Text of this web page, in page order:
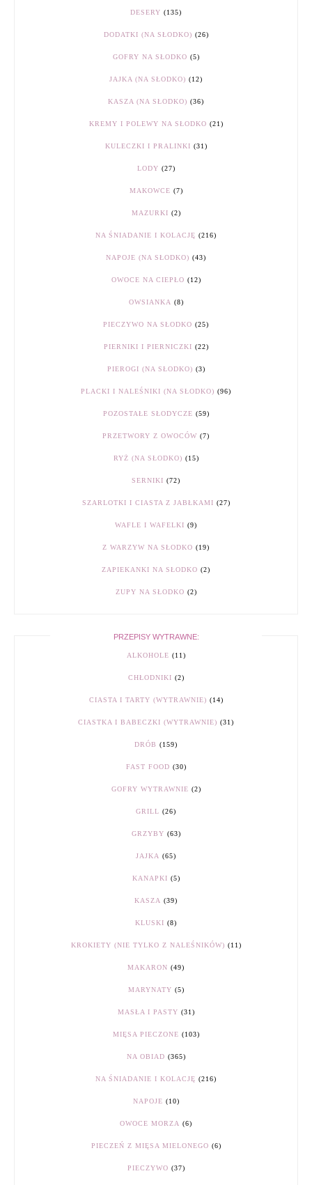
DESERY (135)
DODATKI (NA SŁODKO) (26)
GOFRY NA SŁODKO (5)
JAJKA (NA SŁODKO) (12)
KASZA (NA SŁODKO) (36)
KREMY I POLEWY NA SŁODKO (21)
KULECZKI I PRALINKI (31)
LODY (27)
MAKOWCE (7)
MAZURKI (2)
NA ŚNIADANIE I KOLACJĘ (216)
NAPOJE (NA SŁODKO) (43)
OWOCE NA CIEPŁO (12)
OWSIANKA (8)
PIECZYWO NA SŁODKO (25)
PIERNIKI I PIERNICZKI (22)
PIEROGI (NA SŁODKO) (3)
PLACKI I NALEŚNIKI (NA SŁODKO) (96)
POZOSTAŁE SŁODYCZE (59)
PRZETWORY Z OWOCÓW (7)
RYŻ (NA SŁODKO) (15)
SERNIKI (72)
SZARLOTKI I CIASTA Z JABŁKAMI (27)
WAFLE I WAFELKI (9)
Z WARZYW NA SŁODKO (19)
ZAPIEKANKI NA SŁODKO (2)
ZUPY NA SŁODKO (2)
PRZEPISY WYTRAWNE:
ALKOHOLE (11)
CHŁODNIKI (2)
CIASTA I TARTY (WYTRAWNIE) (14)
CIASTKA I BABECZKI (WYTRAWNIE) (31)
DRÓB (159)
FAST FOOD (30)
GOFRY WYTRAWNIE (2)
GRILL (26)
GRZYBY (63)
JAJKA (65)
KANAPKI (5)
KASZA (39)
KLUSKI (8)
KROKIETY (NIE TYLKO Z NALEŚNIKÓW) (11)
MAKARON (49)
MARYNATY (5)
MASŁA I PASTY (31)
MIĘSA PIECZONE (103)
NA OBIAD (365)
NA ŚNIADANIE I KOLACJĘ (216)
NAPOJE (10)
OWOCE MORZA (6)
PIECZEŃ Z MIĘSA MIELONEGO (6)
PIECZYWO (37)